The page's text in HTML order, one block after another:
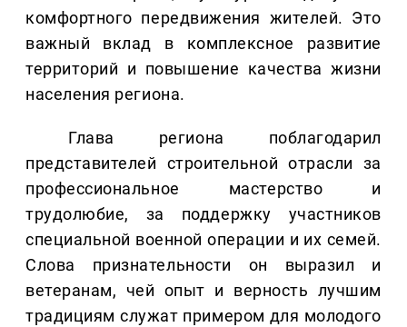
комфортного передвижения жителей. Это
важный вклад в комплексное развитие
территорий и повышение качества жизни
населения региона.
Глава региона поблагодарил
представителей строительной отрасли за
профессиональное мастерство и
трудолюбие, за поддержку участников
специальной военной операции и их семей.
Слова признательности он выразил и
ветеранам, чей опыт и верность лучшим
традициям служат примером для молодого